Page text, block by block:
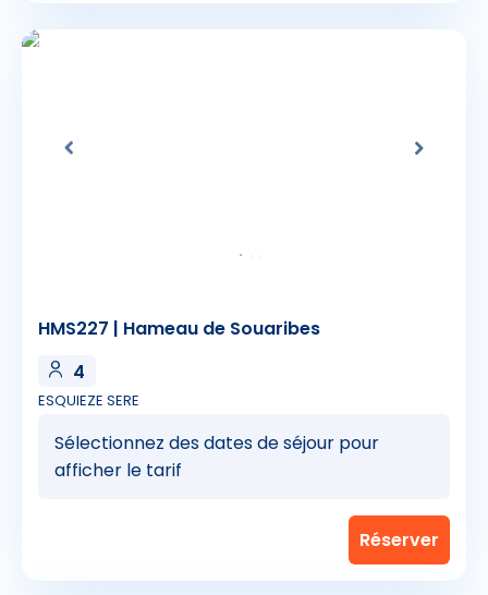
HMS227 | Hameau de Souaribes
4
ESQUIEZE SERE
Sélectionnez des dates de séjour pour
afficher le tarif